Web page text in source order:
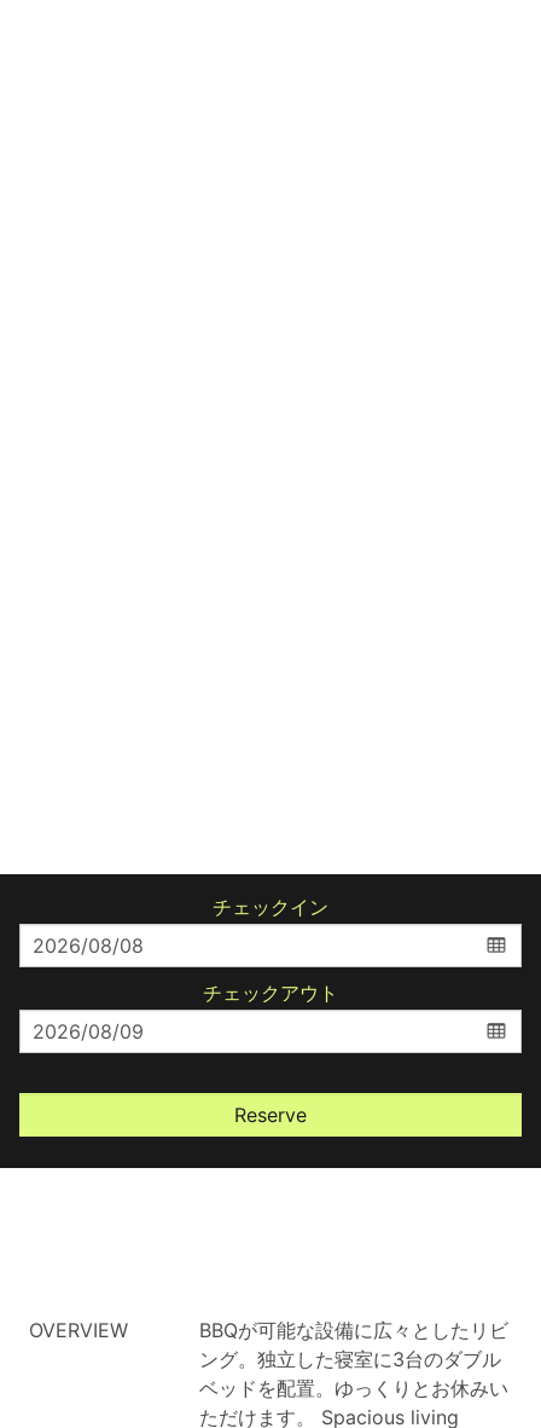
チェックイン
チェックアウト
Reserve
OVERVIEW
BBQが可能な設備に広々としたリビ
ング。独立した寝室に3台のダブル
ベッドを配置。ゆっくりとお休みい
ただけます。
Spacious living